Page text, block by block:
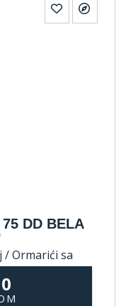
DD BELA
/ Ormarići sa